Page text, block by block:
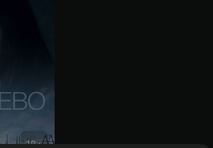
18+